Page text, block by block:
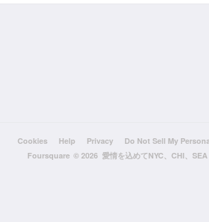
Cookies Help Privacy Do Not Sell My
Foursquare © 2026 愛情を込めてNYC、CHI、